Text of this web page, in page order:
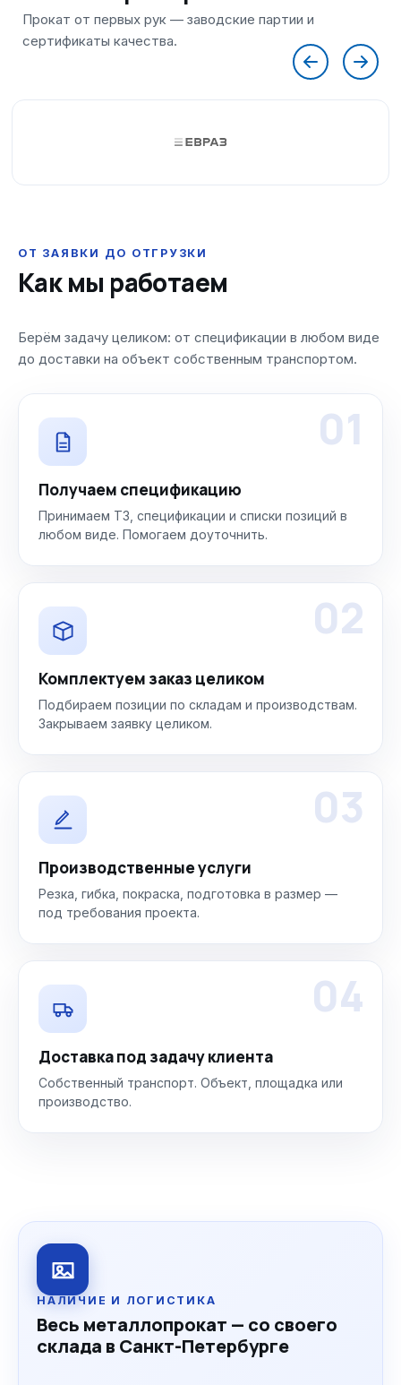
ОТ ЗАЯВКИ ДО ОТГРУЗКИ
Как мы работаем
Берём задачу целиком: от спецификации в любом виде
до доставки на объект собственным транспортом.
01
Получаем спецификацию
Принимаем ТЗ, спецификации и списки позиций в
любом виде. Помогаем доуточнить.
02
Комплектуем заказ целиком
Подбираем позиции по складам и производствам.
Закрываем заявку целиком.
03
Производственные услуги
Резка, гибка, покраска, подготовка в размер —
под требования проекта.
04
Доставка под задачу клиента
Собственный транспорт. Объект, площадка или
производство.
НАЛИЧИЕ И ЛОГИСТИКА
Весь металлопрокат — со своего
склада в Санкт-Петербурге